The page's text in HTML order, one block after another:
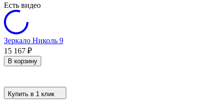
Есть видео
Зеркало Николь 9
15 167 ₽
В корзину
Купить в 1 клик